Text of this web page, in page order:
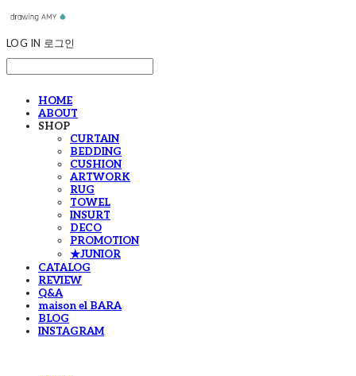
LOG IN 로그인
HOME
ABOUT
SHOP
CURTAIN
BEDDING
CUSHION
ARTWORK
RUG
TOWEL
INSURT
DECO
PROMOTION
★JUNIOR
CATALOG
REVIEW
Q&A
maison el BARA
BLOG
INSTAGRAM